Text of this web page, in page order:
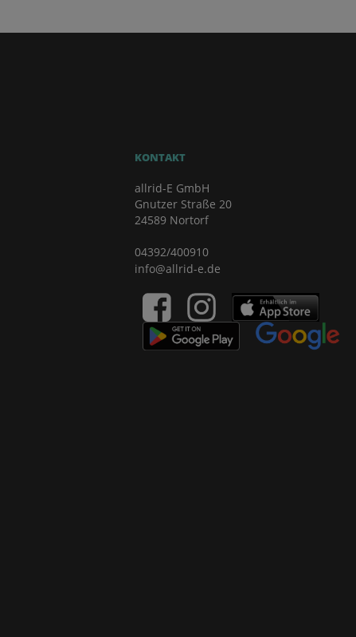
KONTAKT
allrid-E GmbH
Gnutzer Straße 20
24589 Nortorf
04392/400910
info@allrid-e.de